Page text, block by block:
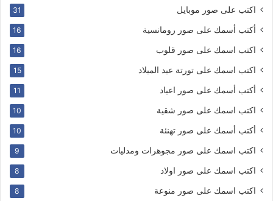
اكتب على صور موبايل 31
أكتب أسمك على صور رومانسية 16
اكتب اسمك على صور قلوب 16
اكتب اسمك على تورتة عيد الميلاد 15
أكتب أسمك على صور اعياد 11
اكتب اسمك على صور شقية 10
أكتب أسمك على صور تهنئة 10
اكتب اسمك على صور مجوهرات ومدليات 9
اكتب اسمك على صور اولاد 8
اكتب اسمك على صور منوعة 8